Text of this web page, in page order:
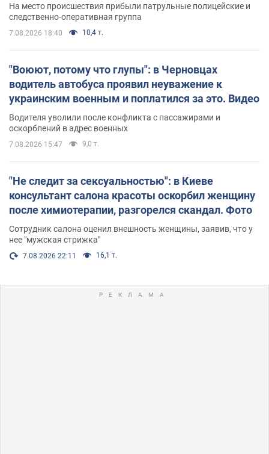
На место происшествия прибыли патрульные полицейские и
следственно-оперативная группа
7.08.2026 18:40 10,4 т.
"Воюют, потому что глупы": в Черновцах
водитель автобуса проявил неуважение к
украинским военным и поплатился за это. Видео
Водителя уволили после конфликта с пассажирами и
оскорблений в адрес военных
7.08.2026 15:47 9,0 т.
"Не следит за сексуальностью": в Киеве
консультант салона красоты оскорбил женщину
после химиотерапии, разгорелся скандал. Фото
Сотрудник салона оценил внешность женщины, заявив, что у
нее "мужская стрижка"
7.08.2026 22:11 16,1 т.